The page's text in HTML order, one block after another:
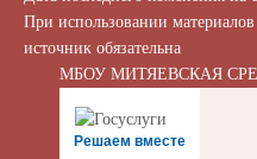
При использовании
источник обязательна
МБОУ МИТЯЕВСКАЯ
Решаем вместе